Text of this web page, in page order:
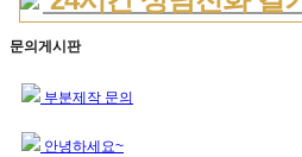
문의게시판
부분제작 문의
안녕하세요~